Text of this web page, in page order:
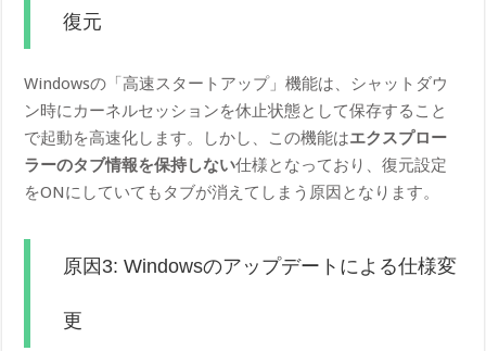
復元
Windowsの「高速スタートアップ」機能は、シャットダウ
ン時にカーネルセッションを休止状態として保存すること
で起動を高速化します。しかし、この機能はエクスプロー
ラーのタブ情報を保持しない仕様となっており、復元設定
をONにしていてもタブが消えてしまう原因となります。
原因3: Windowsのアップデートによる仕様変
更